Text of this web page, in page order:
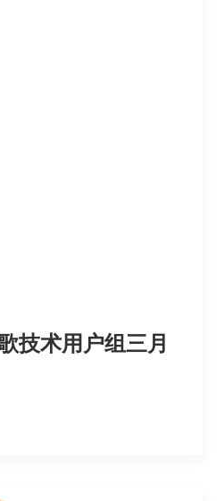
技术用户组三月